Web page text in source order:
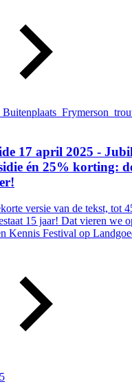
17 april 2025 -
én 25% korting:
versie van de tekst, tot
15 jaar! Dat vieren we
Kennis Festival op